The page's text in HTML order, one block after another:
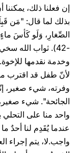
إن فعلنا ذلك،
بذلك لما قال: "مَن
-42). ثواب الله
وخدمة نقدمها
لأنّ طفل قد اقترب
وفرته، شيء صغير،
الجائحة". شيء
واحد منا على التحلي
عندما يُقَدِم لنا أحدٌ
واجب.لا، يتم إجراء